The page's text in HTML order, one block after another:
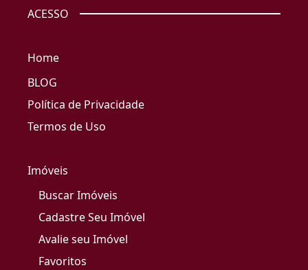
ACESSO
Home
BLOG
Política de Privacidade
Termos de Uso
Imóveis
Buscar Imóveis
Cadastre Seu Imóvel
Avalie seu Imóvel
Favoritos